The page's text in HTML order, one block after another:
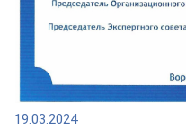
19.03.2024